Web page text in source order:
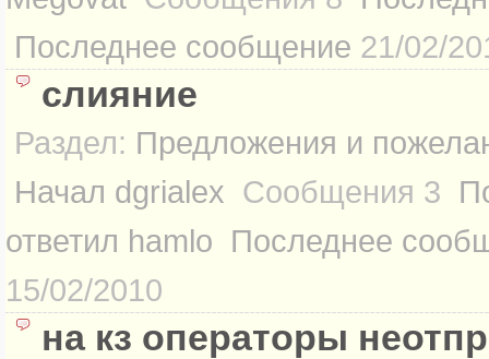
Последнее сообщение 21/02/
слияние
Раздел: Предложения и
Начал dgrialex Сообщения 3
ответил hamlo Последнее
15/02/2010
на кз операторы